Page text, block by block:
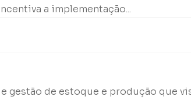
a implementação...
gestão de estoque e produção que